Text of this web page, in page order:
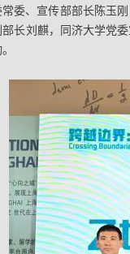
常委、宣传部部长陈玉
部长刘麒，同济大学党